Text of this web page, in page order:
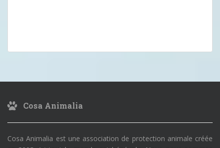
Cosa Animalia
Cosa Animalia est une association de protection animale créée